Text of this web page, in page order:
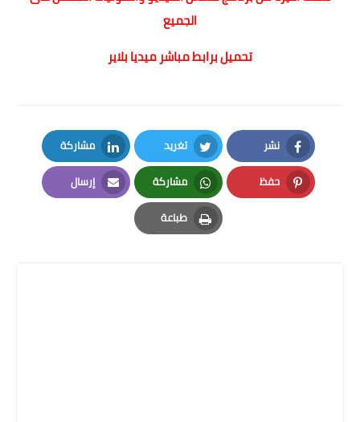
الجميع
تحميل برابط مباشر ميديا بلاير
نشر
Facebook
تغريد
Twitter
مشاركة
LinkedIn
حفظ
Pinterest
مشاركة
Whatsapp
إرسال
Email
طباعة
Print